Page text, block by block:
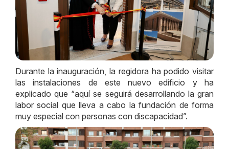
Durante la inauguración, la regidora ha podido visitar
las instalaciones de este nuevo edificio y ha
explicado que “aquí se seguirá desarrollando la gran
labor social que lleva a cabo la fundación de forma
muy especial con personas con discapacidad”.